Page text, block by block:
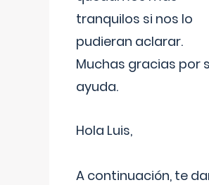
tranquilos si nos lo
pudieran aclarar.
Muchas gracias por
ayuda.
Hola Luis,
A continuación, te